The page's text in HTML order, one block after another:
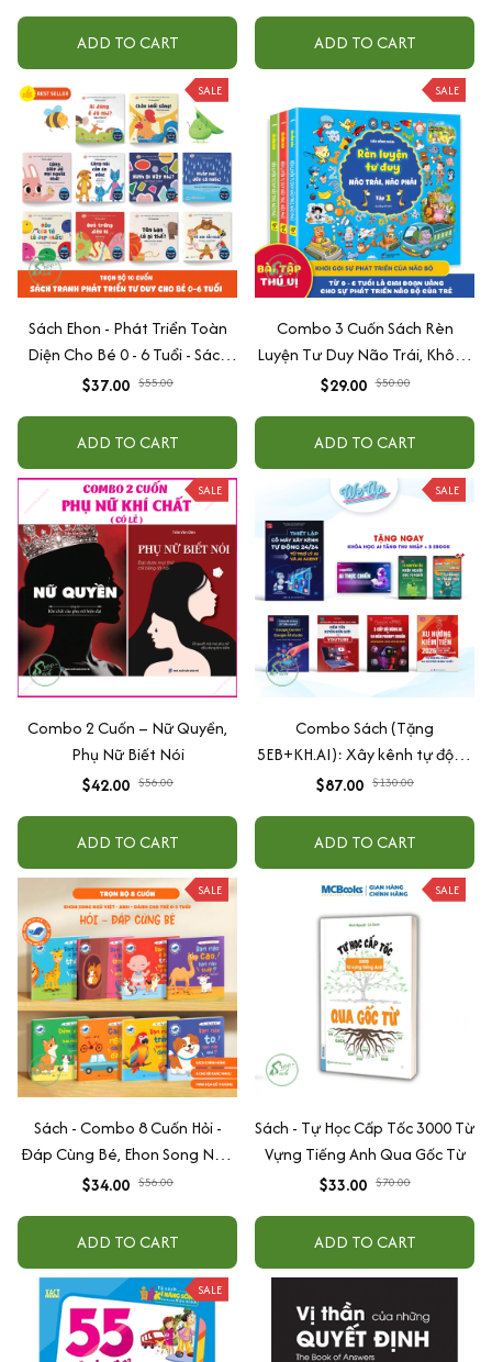
ADD TO CART ADD TO CART
SALE
Sách Ehon - Phát Triển Toàn
Diện Cho Bé 0 - 6 Tuổi - Sách
Song Ngữ Việt - Anh
$37.00 $55.00
ADD TO CART
SALE
Combo 3 Cuốn Sách Rèn
Luyện Tư Duy Não Trái, Không
Não Phải - Đánh Thức Tiềm
$29.00 $50.00
ADD TO CART
SALE
Combo 2 Cuốn – Nữ Quyền,
Phụ Nữ Biết Nói
$42.00 $56.00
ADD TO CART
SALE
Combo Sách (Tặng
5EB+KH.AI): Xây kênh tự động
AI Agent + AI siêu mạnh + 3
+ Xu hướng
$87.00 $130.00
ADD TO CART
SALE
Sách - Combo 8 Cuốn Hỏi -
Đáp Cùng Bé, Ehon Song Ngữ
Việt - Anh - Dành Cho Bé Từ 0
$34.00 $56.00
ADD TO CART
SALE
Sách - Tự Học Cấp Tốc 3000 Từ
Vựng Tiếng Anh Qua Gốc Từ
$33.00 $70.00
ADD TO CART
SALE